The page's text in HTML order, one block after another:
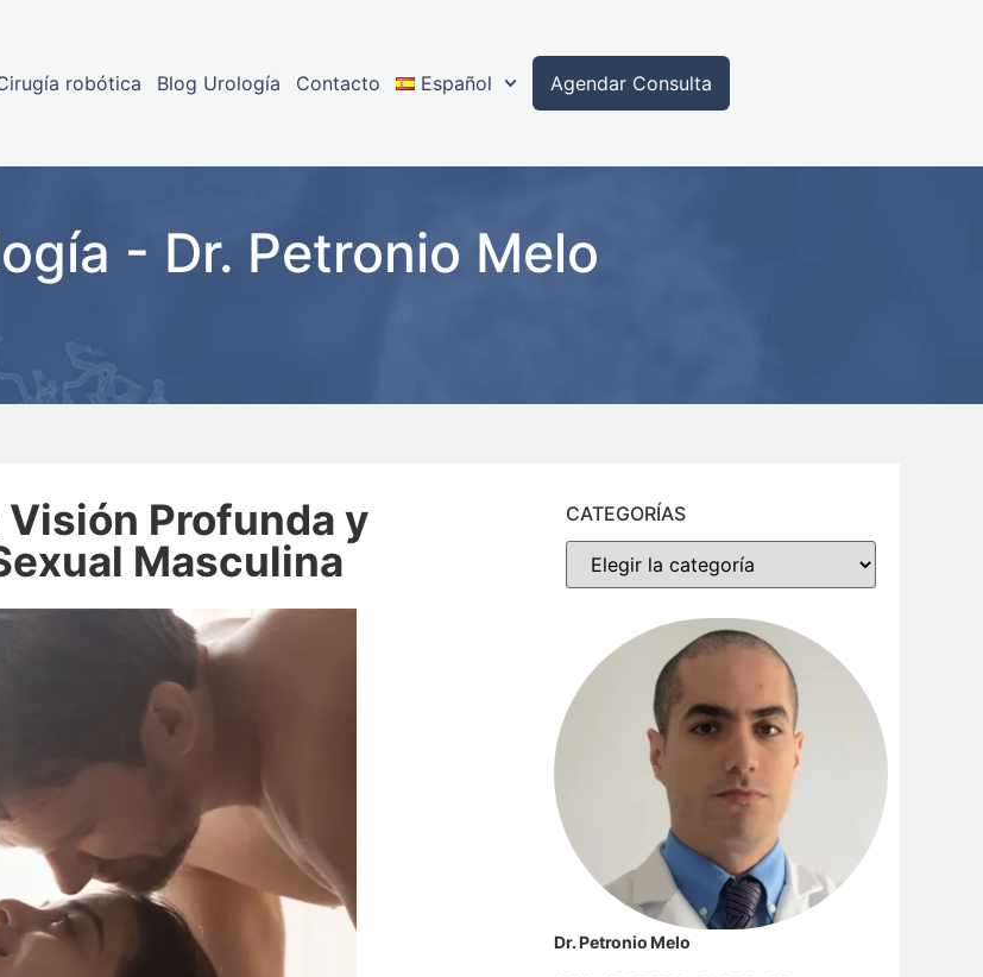
robótica Blog Urología Contacto Español Agendar Consulta
- Dr. Petronio Melo
Profunda y
Masculina
CATEGORÍAS
Dr. Petronio Melo